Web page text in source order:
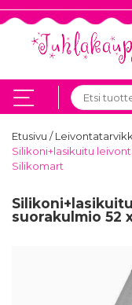
Etusivu /
Silikoni+lasikuitu
Silikomart
suorakulmio 52